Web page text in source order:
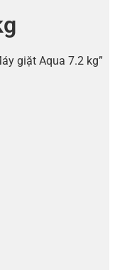
giặt Aqua 7.2 kg”